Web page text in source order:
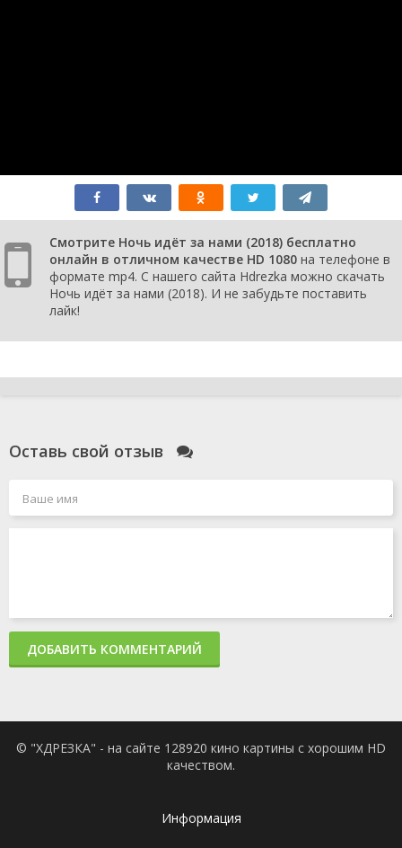
Смотрите Ночь идёт за нами (2018) бесплатно
онлайн в отличном качестве HD 1080 на телефоне в
формате mp4. С нашего сайта Hdrezka можно скачать
Ночь идёт за нами (2018). И не забудьте поставить
лайк!
Оставь свой отзыв
ДОБАВИТЬ КОММЕНТАРИЙ
© "ХДРЕЗКА" - на сайте 128920 кино картины с хорошим HD
качеством.
Информация